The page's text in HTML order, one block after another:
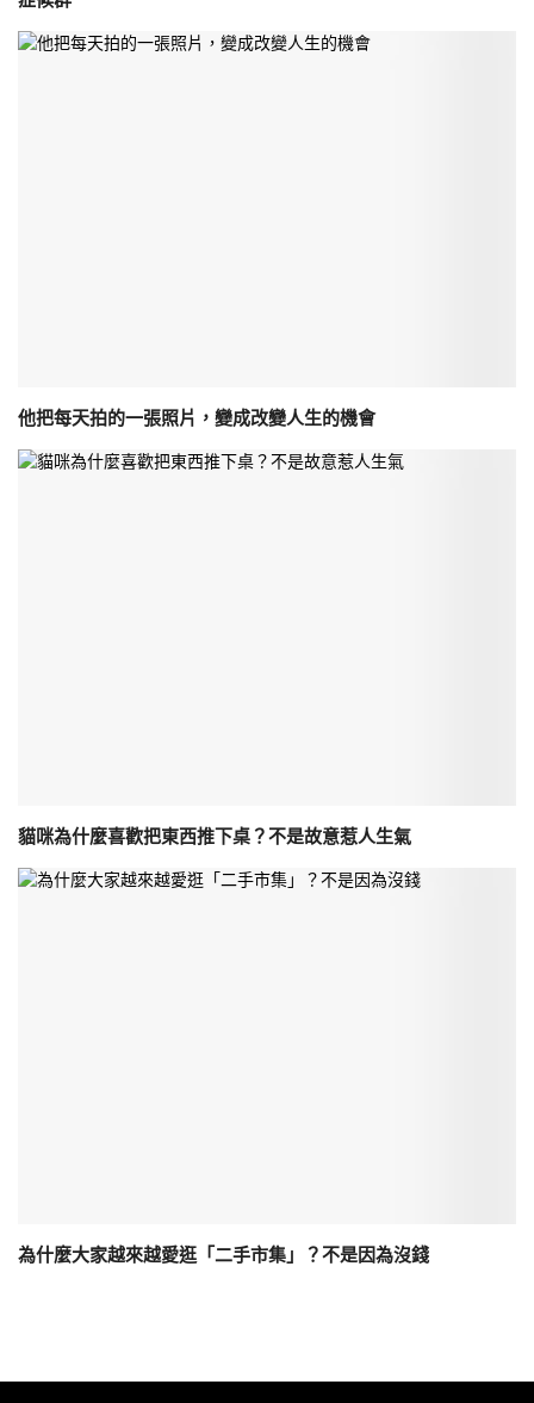
他把每天拍的一張照片，變成改變人生的機會
貓咪為什麼喜歡把東西推下桌？不是故意惹人生氣
為什麼大家越來越愛逛「二手市集」？不是因為沒錢